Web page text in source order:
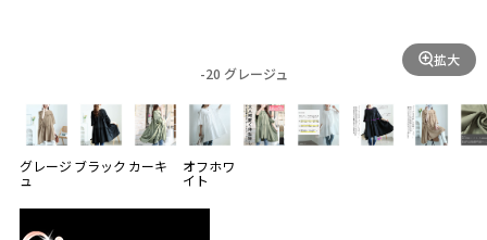
-20 グレージュ
拡大
グレージ
ュ
ブラック カーキ オフホワ
イト